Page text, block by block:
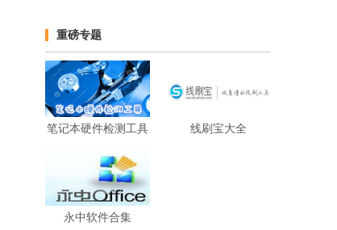
重磅专题
笔记本硬件检测工具 线刷宝大全
永中软件合集